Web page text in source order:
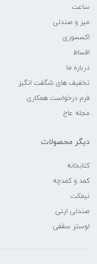
ساعت
میز و صندلی
اکسسوری
اقساط
درباره ما
تخفیف های شگفت انگیز
فرم درخواست همکاری
مجله عاج
دیگر محصولات
کتابخانه
کمد و کمدچه
نیمکت
صندلی اپنی
لوستر سقفی